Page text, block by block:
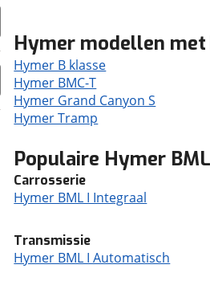
Hymer modellen
Hymer B klasse
Hymer BMC-T
Hymer Grand Canyon S
Hymer Tramp
Populaire Hymer
Carrosserie
Hymer BML I Integraal
Transmissie
Hymer BML I Automatisch